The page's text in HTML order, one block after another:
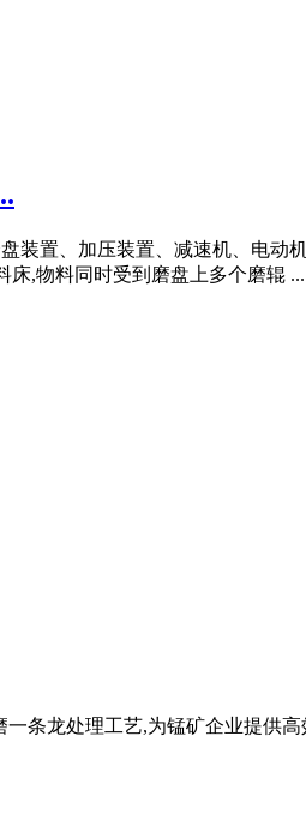
置、加压装置、减速机、电动
,物料同时受到磨盘上多个磨辊 ...
条龙处理工艺,为锰矿企业提供